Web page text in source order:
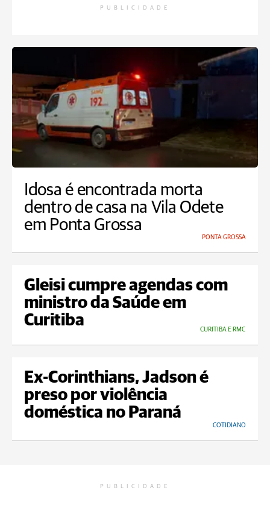
PUBLICIDADE
Idosa é encontrada morta
dentro de casa na Vila Odete
em Ponta Grossa
PONTA GROSSA
Gleisi cumpre agendas com
ministro da Saúde em
Curitiba
CURITIBA E RMC
Ex-Corinthians, Jadson é
preso por violência
doméstica no Paraná
COTIDIANO
PUBLICIDADE